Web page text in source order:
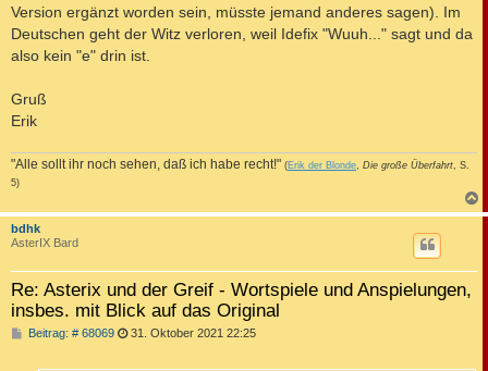
Version ergänzt worden sein, müsste jemand anderes sagen). Im
Deutschen geht der Witz verloren, weil Idefix "Wuuh..." sagt und da
also kein "e" drin ist.
Gruß
Erik
"Alle sollt ihr noch sehen, daß ich habe recht!" (Erik der Blonde, Die große Überfahrt, S.
5)
a
bdhk
AsterIX Bard
Re: Asterix und der Greif - Wortspiele und Anspielungen,
insbes. mit Blick auf das Original
Beitrag: # 68069B 31. Oktober 2021 22:25